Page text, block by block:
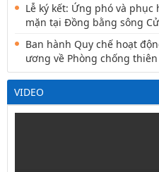
Lễ ký kết: Ứng phó và
mặn tại Đồng bằng sông
Ban hành Quy chế hoạt
ương về Phòng chống
VIDEO